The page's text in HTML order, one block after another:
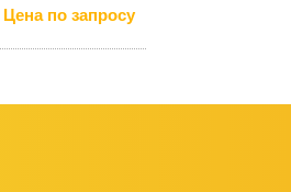
Цена по запросу